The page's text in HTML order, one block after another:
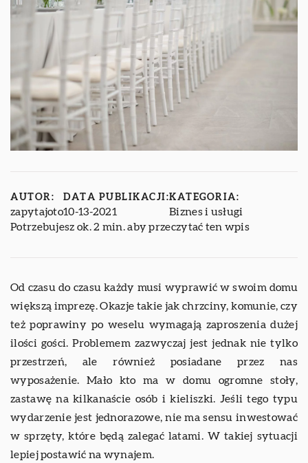
AUTOR:
zapytajoto
DATA PUBLIKACJI:
10-13-2021
KATEGORIA:
Biznes i usługi
Potrzebujesz ok. 2 min. aby przeczytać ten wpis
Od czasu do czasu każdy musi wyprawić w swoim domu
większą imprezę. Okazje takie jak chrzciny, komunie, czy
też poprawiny po weselu wymagają zaproszenia dużej
ilości gości. Problemem zazwyczaj jest jednak nie tylko
przestrzeń, ale również posiadane przez nas
wyposażenie. Mało kto ma w domu ogromne stoły,
zastawę na kilkanaście osób i kieliszki. Jeśli tego typu
wydarzenie jest jednorazowe, nie ma sensu inwestować
w sprzęty, które będą zalegać latami. W takiej sytuacji
lepiej postawić na wynajem.